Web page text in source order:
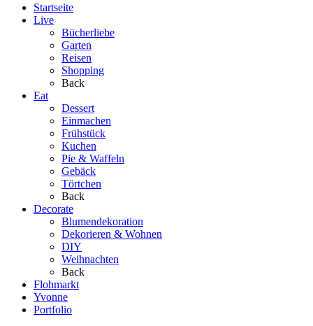
Startseite
Live
Bücherliebe
Garten
Reisen
Shopping
Back
Eat
Dessert
Einmachen
Frühstück
Kuchen
Pie & Waffeln
Gebäck
Törtchen
Back
Decorate
Blumendekoration
Dekorieren & Wohnen
DIY
Weihnachten
Back
Flohmarkt
Yvonne
Portfolio